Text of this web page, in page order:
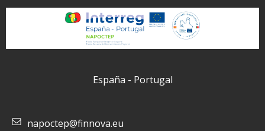
España - Portugal
napoctep@finnova.eu